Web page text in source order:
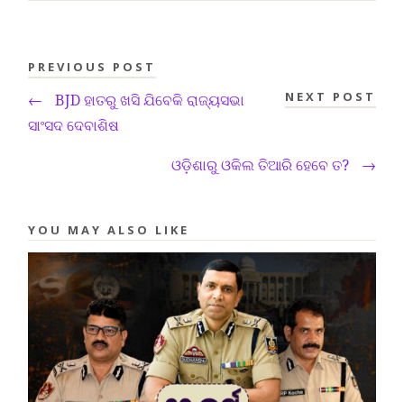
PREVIOUS POST
←
BJD ହାତରୁ ଖସି ଯିବେକି ରାଜ୍ୟସଭା
ସାଂସଦ ଦେବାଶିଷ
NEXT POST
ଓଡ଼ିଶାରୁ ଓକିଲ ତିଆରି ହେବେ ତ? →
YOU MAY ALSO LIKE